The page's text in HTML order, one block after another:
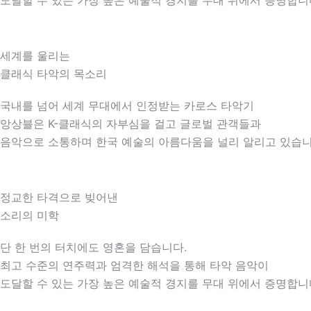
세계를 울리는
클래식 타악의 목소리
국내를 넘어 세계 무대에서 인정받는 카로스 타악기
앙상블은 K-클래식의 자부심을 걸고 글로벌 관객들과
음악으로 소통하며 한국 예술의 아름다움을 널리 알리고 있습
정교한 타격으로 빚어낸
소리의 미학
단 한 번의 터치에도 영혼을 담습니다.
최고 수준의 연주력과 엄격한 해석을 통해 타악 음악이
도달할 수 있는 가장 높은 예술적 경지를 무대 위에서 증명합니